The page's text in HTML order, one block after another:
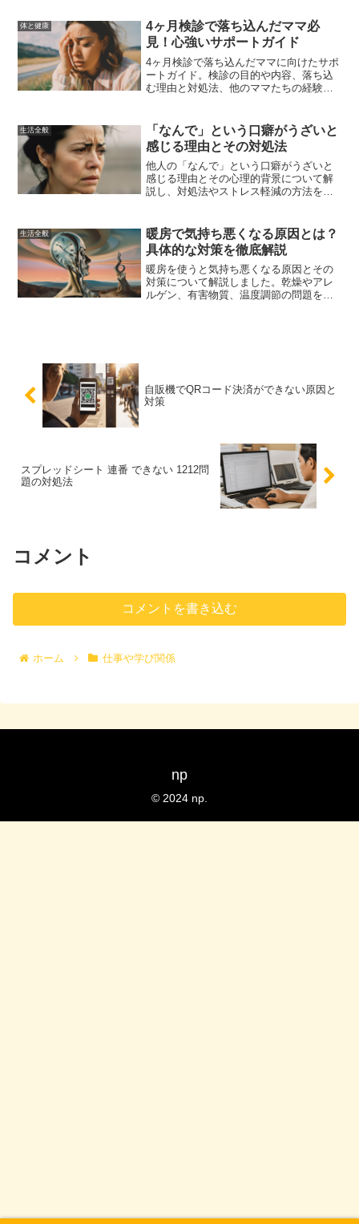
方法、転職成功のポイント、他の人の体
験談とアドバイスを紹介します。
体と健康
4ヶ月検診で落ち込んだママ必
見！心強いサポートガイド
4ヶ月検診で落ち込んだママに向けたサポ
ートガイド。検診の目的や内容、落ち込
む理由と対処法、他のママたちの経験
果を前向きに捉えるためのアドバイスを
詳しく紹介します。
生活全般
「なんで」という口癖がうざいと
感じる理由とその対処法
他人の「なんで」という口癖がうざいと
感じる理由とその心理的背景について解
説し、対処法やストレス軽減の方法を紹
生活全般
暖房で気持ち悪くなる原因とは？
具体的な対策を徹底解説
暖房を使うと気持ち悪くなる原因とその
対策について解説しました。乾燥やアレ
ルゲン、有害物質、温度調節の問題を具
を送りましょう。
自販機でQRコード決済ができない原因と
対策
スプレッドシート 連番 できない 1212問
題の対処法
コメント
コメントを書き込む
ホーム 仕事や学び関係
np
© 2024 np.